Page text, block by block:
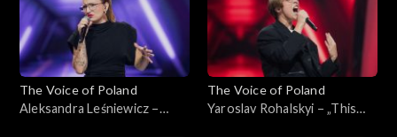
2024
The Voice of Poland
Aleksandra Leśniewicz –
The Voice of Poland
Yaroslav Rohalskyi – „This